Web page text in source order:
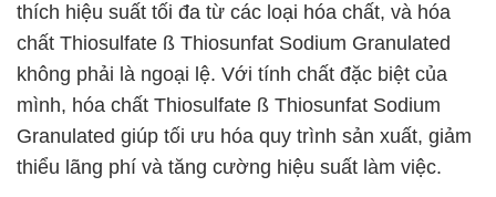
thích hiệu suất tối đa từ các loại hóa chất, và hóa
chất Thiosulfate ß Thiosunfat Sodium Granulated
không phải là ngoại lệ. Với tính chất đặc biệt của
mình, hóa chất Thiosulfate ß Thiosunfat Sodium
Granulated giúp tối ưu hóa quy trình sản xuất, giảm
thiểu lãng phí và tăng cường hiệu suất làm việc.